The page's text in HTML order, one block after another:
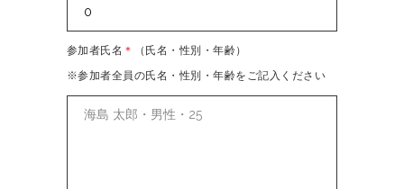
参加者氏名 ＊
（氏名・性別・年齢）
※参加者全員の氏名・性別・年齢をご記入ください